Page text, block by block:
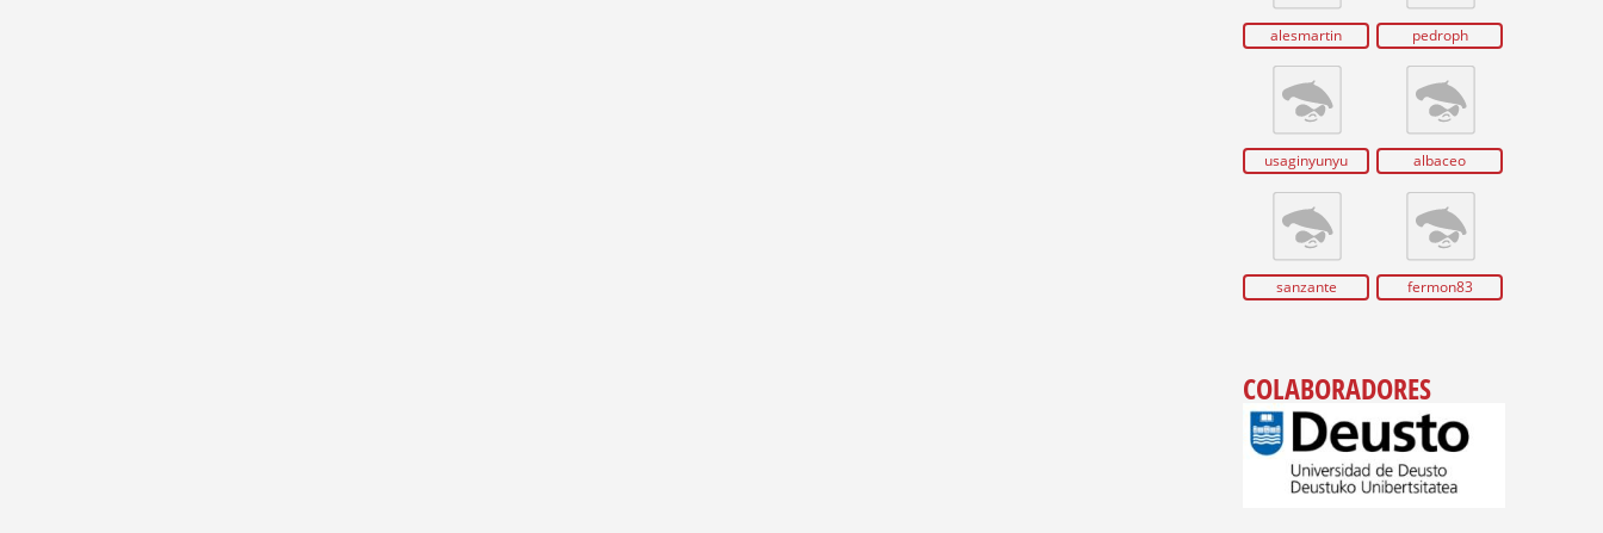
alesmartin pedroph
usaginyunyu albaceo
sanzante fermon83
COLABORADORES